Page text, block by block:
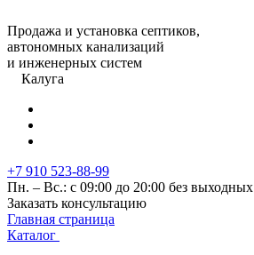
Продажа и установка септиков,
автономных канализаций
и инженерных систем
Калуга
+7 910 523-88-99
Пн. – Вс.: с 09:00 до 20:00 без выходных
Заказать консультацию
Главная страница
Каталог